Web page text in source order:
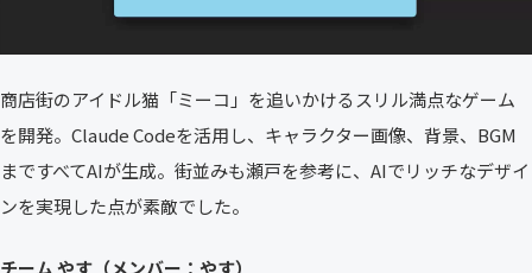
商店街のアイドル猫「ミーコ」を追いかけるスリル満点なゲーム
を開発。Claude Codeを活用し、キャラクター画像、背景、BGM
まですべてAIが生成。街並みも瀬戸を参考に、AIでリッチなデザイ
ンを実現した点が素敵でした。